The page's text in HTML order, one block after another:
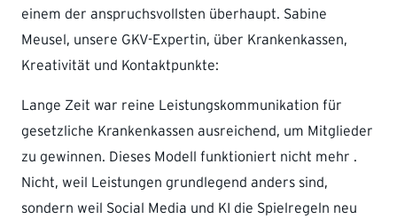
einem der anspruchsvollsten überhaupt. Sabine
Meusel, unsere GKV-Expertin, über Krankenkassen,
Kreativität und Kontaktpunkte:
Lange Zeit war reine Leistungskommunikation für
gesetzliche Krankenkassen ausreichend, um Mitglieder
zu gewinnen. Dieses Modell funktioniert nicht mehr .
Nicht, weil Leistungen grundlegend anders sind,
sondern weil Social Media und KI die Spielregeln neu